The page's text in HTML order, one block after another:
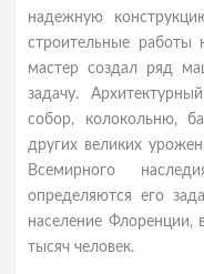
надежную
строительные
мастер создал ряд
задачу.
собор, колокольню,
других великих
Всемирного
определяются его
население
тысяч человек.